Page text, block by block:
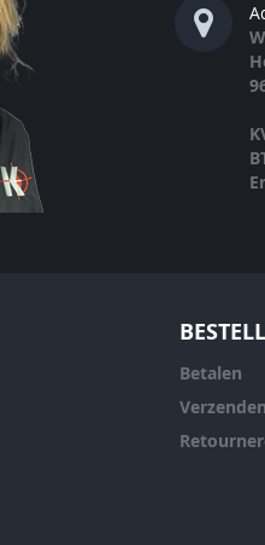
Betalen
Verzenden